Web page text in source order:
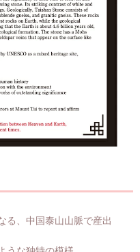
る、中国泰山山脈で産出